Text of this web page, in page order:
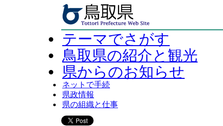
テーマでさがす
鳥取県の紹介と観光
県からのお知らせ
ネットで手続
県政情報
県の組織と仕事